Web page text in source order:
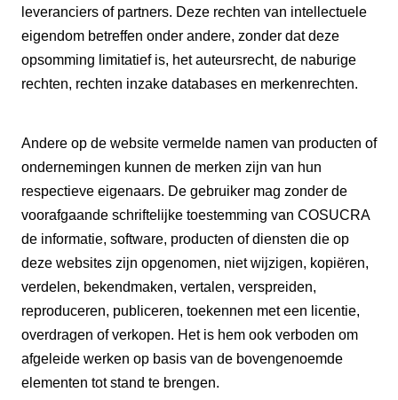
leveranciers of partners. Deze rechten van intellectuele
eigendom betreffen onder andere, zonder dat deze
opsomming limitatief is, het auteursrecht, de naburige
rechten, rechten inzake databases en merkenrechten.
Andere op de website vermelde namen van producten of
ondernemingen kunnen de merken zijn van hun
respectieve eigenaars. De gebruiker mag zonder de
voorafgaande schriftelijke toestemming van COSUCRA
de informatie, software, producten of diensten die op
deze websites zijn opgenomen, niet wijzigen, kopiëren,
verdelen, bekendmaken, vertalen, verspreiden,
reproduceren, publiceren, toekennen met een licentie,
overdragen of verkopen. Het is hem ook verboden om
afgeleide werken op basis van de bovengenoemde
elementen tot stand te brengen.